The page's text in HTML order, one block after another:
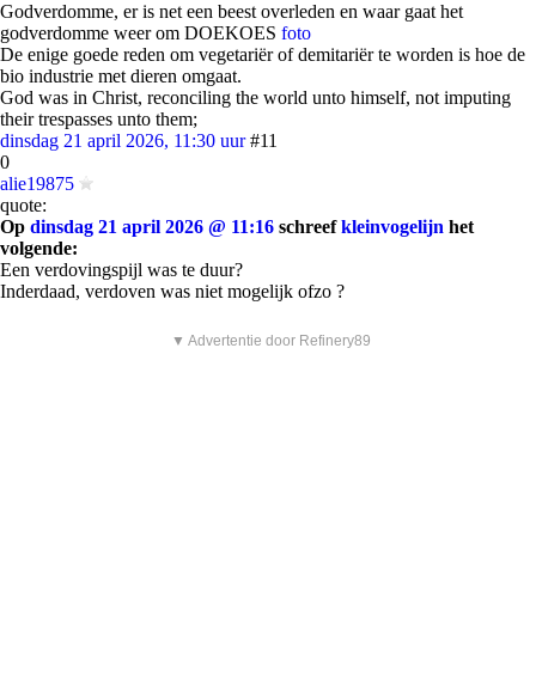
Godverdomme, er is net een beest overleden en waar gaat het
godverdomme weer om DOEKOES foto
De enige goede reden om vegetariër of demitariër te worden is hoe de
bio industrie met dieren omgaat.
God was in Christ, reconciling the world unto himself, not imputing
their trespasses unto them;
dinsdag 21 april 2026, 11:30 uur #11
0
alie19875
quote:
Op dinsdag 21 april 2026 @ 11:16 schreefkleinvogelijn het
volgende:
Een verdovingspijl was te duur?
Inderdaad, verdoven was niet mogelijk ofzo ?
▼ Advertentie door Refinery89